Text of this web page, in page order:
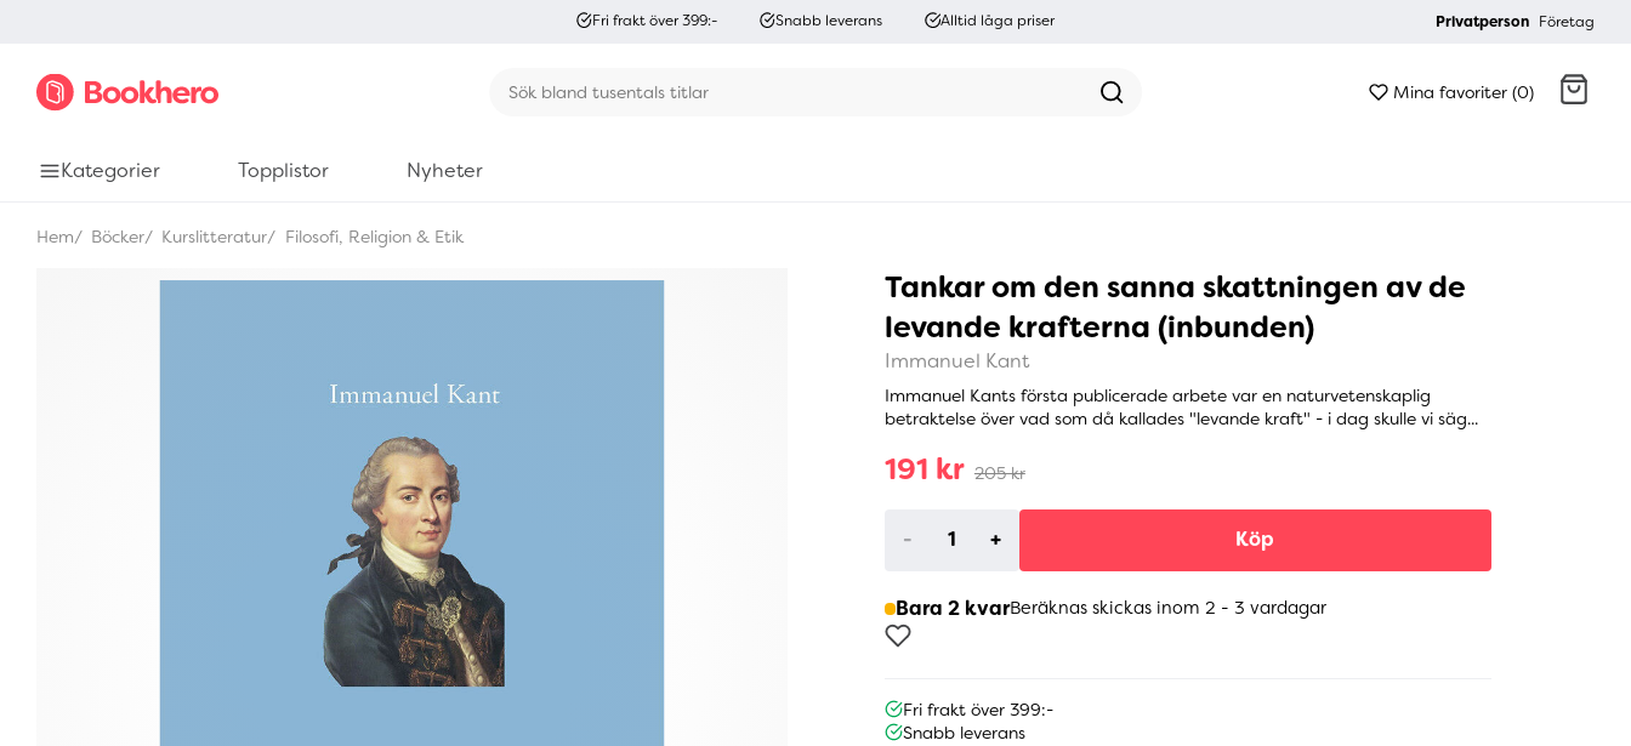
Fri frakt över 399:- Snabb leverans Alltid låga priser Privatperson Företag
Mina favoriter (0)
Kategorier Topplistor Nyheter
Hem Böcker Kurslitteratur Filosofi, Religion & Etik
Tankar om den sanna skattningen av de
levande krafterna (inbunden)
Immanuel Kant
Immanuel Kants första publicerade arbete var en naturvetenskaplig
betraktelse över vad som då kallades "levande kraft" - i dag skulle vi säg...
191 kr 205 kr
- + Köp
Bara 2 kvarBeräknas skickas inom 2 - 3 vardagar
Fri frakt över 399:-
Snabb leverans